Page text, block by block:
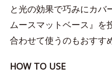
と光の効果で巧みにカバ
ムースマットベース』を
合わせて使うのもおすす
HOW TO USE